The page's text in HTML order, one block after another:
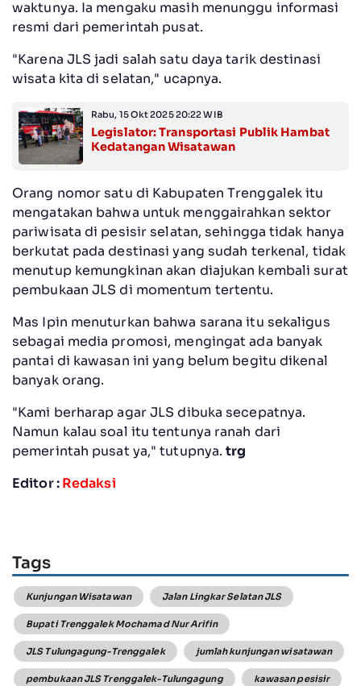
waktunya. Ia mengaku masih menunggu informasi
resmi dari pemerintah pusat.
"Karena JLS jadi salah satu daya tarik destinasi
wisata kita di selatan," ucapnya.
Rabu, 15 Okt 2025 20:22 WIB
Legislator: Transportasi Publik Hambat
Kedatangan Wisatawan
Orang nomor satu di Kabupaten Trenggalek itu
mengatakan bahwa untuk menggairahkan sektor
pariwisata di pesisir selatan, sehingga tidak hanya
berkutat pada destinasi yang sudah terkenal, tidak
menutup kemungkinan akan diajukan kembali surat
pembukaan JLS di momentum tertentu.
Mas Ipin menuturkan bahwa sarana itu sekaligus
sebagai media promosi, mengingat ada banyak
pantai di kawasan ini yang belum begitu dikenal
banyak orang.
"Kami berharap agar JLS dibuka secepatnya.
Namun kalau soal itu tentunya ranah dari
pemerintah pusat ya," tutupnya.trg
Editor :Redaksi
Tags
Kunjungan Wisatawan Jalan Lingkar Selatan JLS
Bupati Trenggalek Mochamad Nur Arifin
JLS Tulungagung-Trenggalek jumlah kunjungan wisatawan
pembukaan JLS Trenggalek-Tulungagung kawasan pesisir